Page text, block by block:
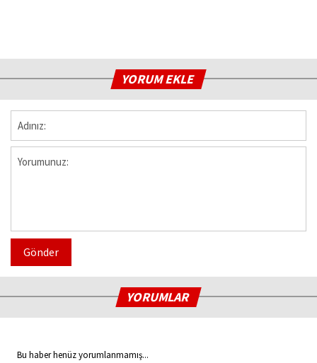
YORUM EKLE
Gönder
YORUMLAR
Bu haber henüz yorumlanmamış...